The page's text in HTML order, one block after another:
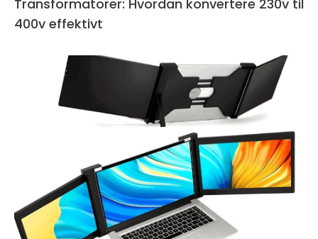
Transformatorer: Hvordan konvertere 230v til
400v effektivt